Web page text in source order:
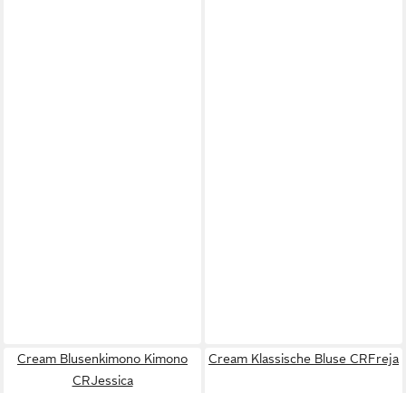
Cream Blusenkimono Kimono
CRJessica
Cream Klassische Bluse CRFreja